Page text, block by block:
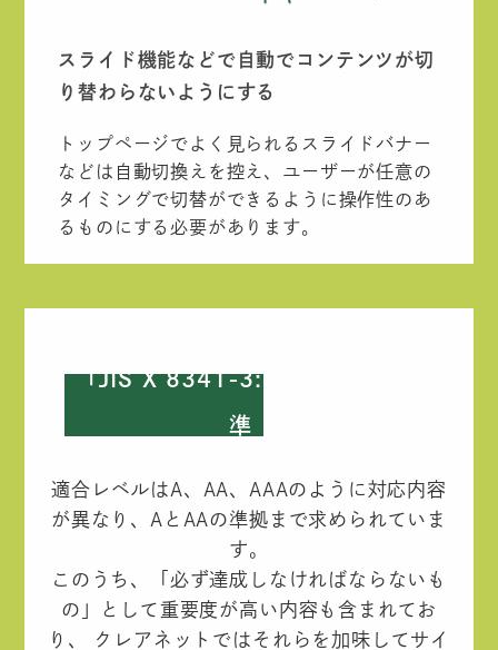
スライド機能などで自動でコンテンツが切
り替わらないようにする
トップページでよく見られるスライドバナー
などは自動切換えを控え、ユーザーが任意の
タイミングで切替ができるように操作性のあ
るものにする必要があります。
「JIS X 8341-3:2016」の達成基
準
適合レベルはA、AA、AAAのように対応内容
が異なり、AとAAの準拠まで求められていま
す。
このうち、「必ず達成しなければならないも
の」として重要度が高い内容も含まれてお
り、
クレアネットではそれらを加味してサイ